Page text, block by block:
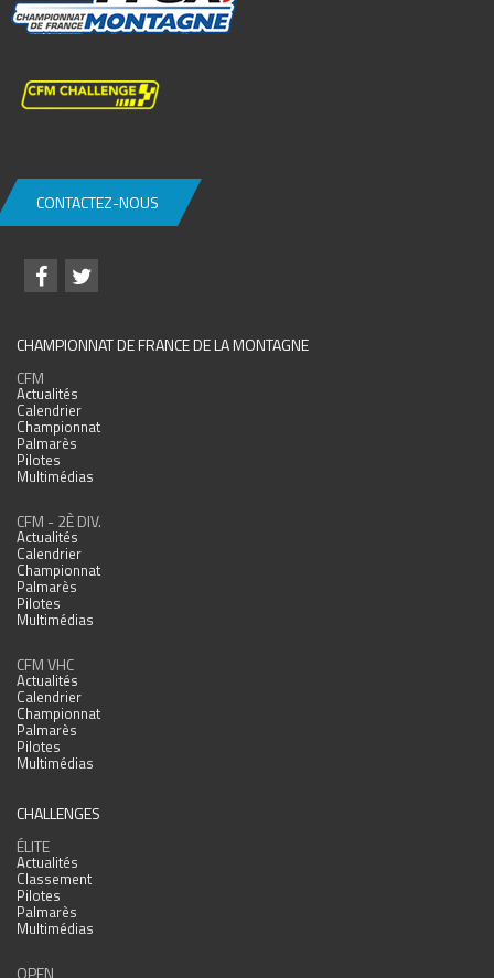
CONTACTEZ-NOUS
CHAMPIONNAT DE FRANCE DE LA MONTAGNE
CFM
Actualités
Calendrier
Championnat
Palmarès
Pilotes
Multimédias
CFM - 2È DIV.
Actualités
Calendrier
Championnat
Palmarès
Pilotes
Multimédias
CFM VHC
Actualités
Calendrier
Championnat
Palmarès
Pilotes
Multimédias
CHALLENGES
ÉLITE
Actualités
Classement
Pilotes
Palmarès
Multimédias
OPEN